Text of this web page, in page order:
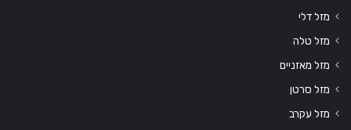
מזל דלי
מזל טלה
מזל מאזניים
מזל סרטן
מזל עקרב